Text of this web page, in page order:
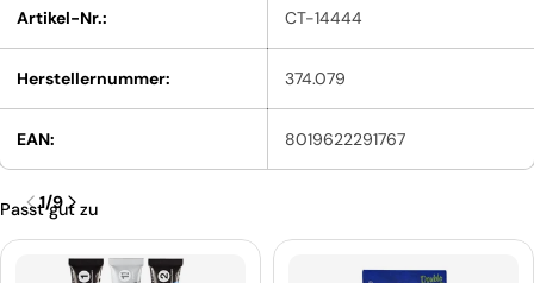
Artikel-Nr.: CT-14444
Herstellernummer: 374.079
EAN: 8019622291767
Passt gut zu
1/9